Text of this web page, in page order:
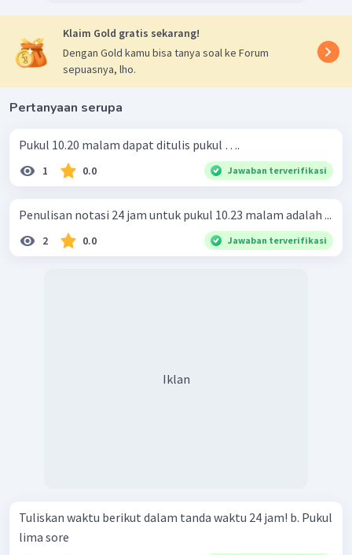
Klaim Gold gratis sekarang!
Dengan Gold kamu bisa tanya soal ke Forum
sepuasnya, lho.
Pertanyaan serupa
Pukul 10.20 malam dapat ditulis pukul ….
1 0.0 Jawaban terverifikasi
Penulisan notasi 24 jam untuk pukul 10.23 malam adalah ...
2 0.0 Jawaban terverifikasi
Iklan
Tuliskan waktu berikut dalam tanda waktu 24 jam! b. Pukul
lima sore